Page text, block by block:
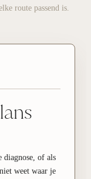
route passend is.
diagnose, of als
weet waar je